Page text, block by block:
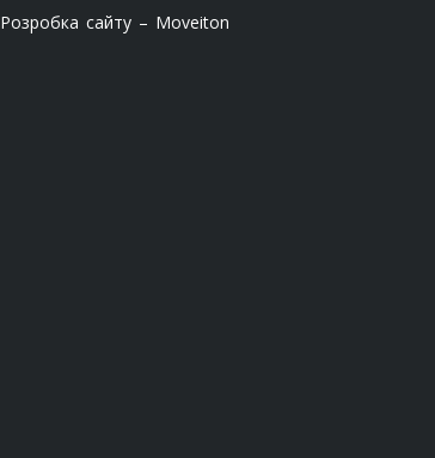
Розробка сайту – Moveiton